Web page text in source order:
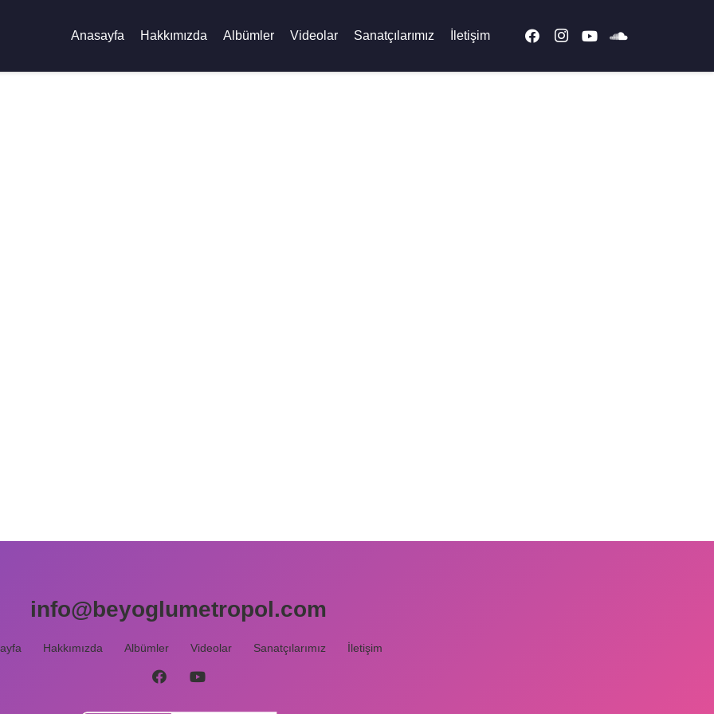
Anasayfa Hakkımızda Albümler Videolar Sanatçılarımız İletişim
info@beyoglumetropol.com
Hakkımızda Albümler Videolar Sanatçılarımız İletişim